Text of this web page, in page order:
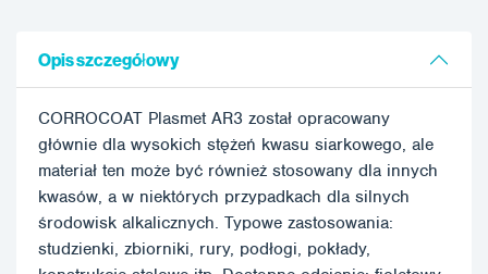
Opis szczegółowy
CORROCOAT Plasmet AR3 został opracowany
głównie dla wysokich stężeń kwasu siarkowego, ale
materiał ten może być również stosowany dla innych
kwasów, a w niektórych przypadkach dla silnych
środowisk alkalicznych. Typowe zastosowania:
studzienki, zbiorniki, rury, podłogi, pokłady,